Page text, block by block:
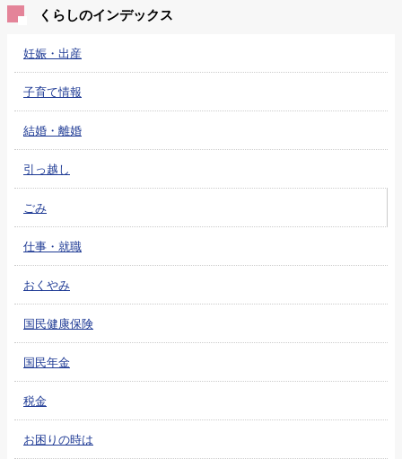
くらしのインデックス
妊娠・出産
子育て情報
結婚・離婚
引っ越し
ごみ
仕事・就職
おくやみ
国民健康保険
国民年金
税金
お困りの時は